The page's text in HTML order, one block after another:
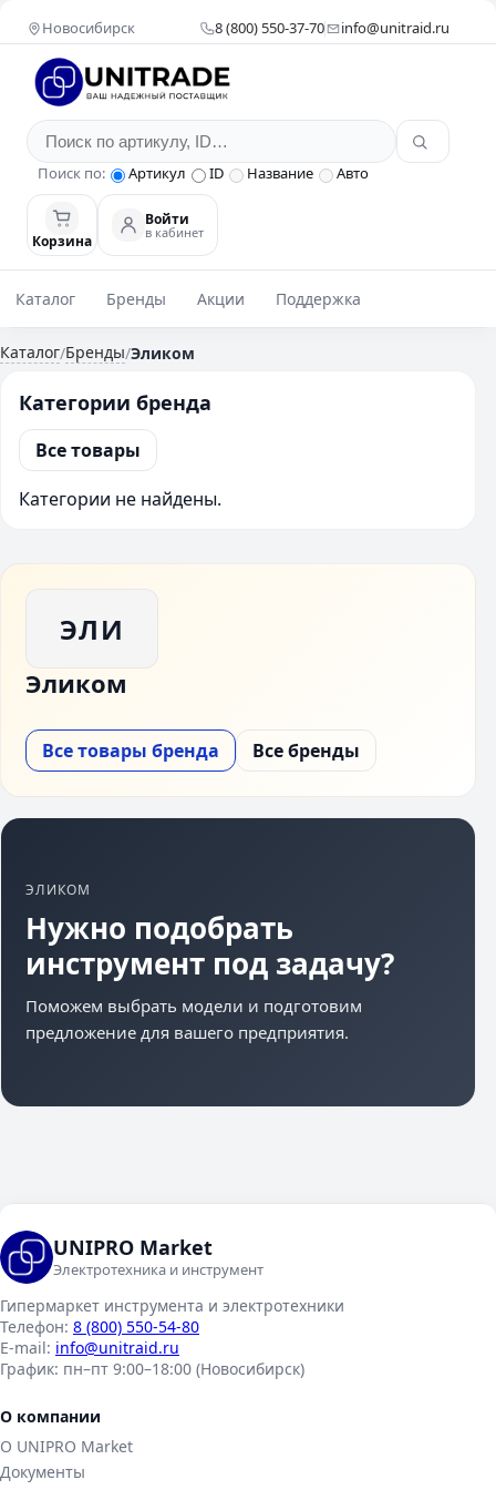
Новосибирск 8 (800) 550-37-70 info@unitraid.ru
Поиск по: Артикул ID Название Авто
Корзина
Войти
в кабинет
Каталог Бренды Акции Поддержка
Каталог/Бренды/Эликом
Категории бренда
Все товары
Категории не найдены.
ЭЛИ
Эликом
Все товары бренда Все бренды
ЭЛИКОМ
Нужно подобрать
инструмент под задачу?
Поможем выбрать модели и подготовим
предложение для вашего предприятия.
UNIPRO Market
Электротехника и инструмент
Гипермаркет инструмента и электротехники
Телефон: 8 (800) 550-54-80
E-mail: info@unitraid.ru
График: пн–пт 9:00–18:00 (Новосибирск)
О компании
О UNIPRO Market
Документы